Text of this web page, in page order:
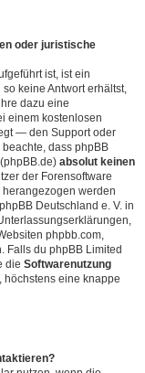
oder juristische
ist, ist ein
keine Antwort erhältst,
dazu eine
einem kostenlosen
— den Support oder
dass phpBB
absolut keinen
der Forensoftware
werden
Deutschland e. V. in
phpbb.com,
Falls du phpBB Limited
die Softwarenutzung
höchstens eine knappe